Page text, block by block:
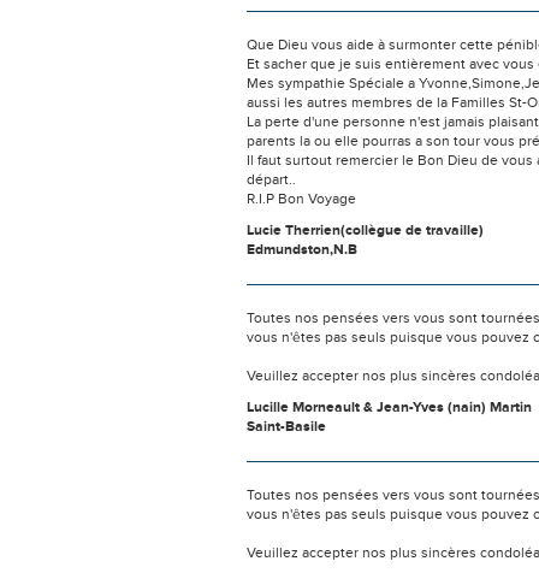
Que Dieu vous aide à surmonter cette
Et sacher que je suis entièrement avec
Mes sympathie Spéciale a
aussi les autres membres de la Familles St-
La perte d'une personne n'est jamais
parents la ou elle pourras a son tour vous
Il faut surtout remercier le Bon Dieu de vous
départ..
R.I.P Bon Voyage
Lucie Therrien(collègue de travaille)
Edmundston,N.B
Toutes nos pensées vers vous sont
vous n'êtes pas seuls puisque vous pouvez
Veuillez accepter nos plus sincères
Lucille Morneault & Jean-Yves (nain) Martin
Saint-Basile
Toutes nos pensées vers vous sont
vous n'êtes pas seuls puisque vous pouvez
Veuillez accepter nos plus sincères